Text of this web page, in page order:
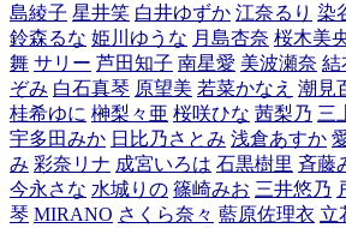
島綾子 星井笑 白井ゆずか 江奈るり 染
鈴森るな 姫川ゆうな 月島杏奈 桜木美
舞 サリー 芦田知子 南星愛 美波瀬奈 結
ぞみ 白石真琴 原望美 若菜かなえ 潮見
桂希ゆに 榊梨々亜 桜咲ひな 茜梨乃 三
宇多田みか 日比乃さとみ 浅倉あすか
み 彩奈リナ 成宮いろは 石黒樹里 斉藤
今永さな 水城りの 篠崎みお 三井悠乃
琴 MIRANO さくら奈々 藍原佐理衣 立